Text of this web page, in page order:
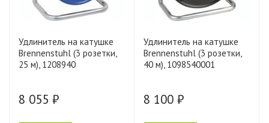
Удлинитель на катушке
Brennenstuhl (3 розетки,
25 м), 1208940
8 055 ₽
Удлинитель на катушке
Brennenstuhl (3 розетки,
40 м), 1098540001
8 100 ₽